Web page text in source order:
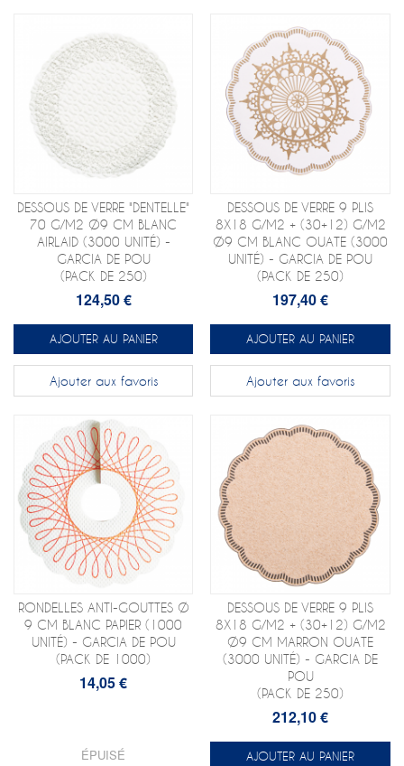
DESSOUS DE VERRE "DENTELLE"
70 G/M2 Ø9 CM BLANC
AIRLAID (3000 UNITÉ) -
GARCIA DE POU
(PACK DE 250)
124,50 €
AJOUTER AU PANIER
Ajouter aux favoris
DESSOUS DE VERRE 9 PLIS
8X18 G/M2 + (30+12) G/M2
Ø9 CM BLANC OUATE (3000
UNITÉ) - GARCIA DE POU
(PACK DE 250)
197,40 €
AJOUTER AU PANIER
Ajouter aux favoris
RONDELLES ANTI-GOUTTES Ø
9 CM BLANC PAPIER (1000
UNITÉ) - GARCIA DE POU
(PACK DE 1000)
14,05 €
ÉPUISÉ
DESSOUS DE VERRE 9 PLIS
8X18 G/M2 + (30+12) G/M2
Ø9 CM MARRON OUATE
(3000 UNITÉ) - GARCIA DE
POU
(PACK DE 250)
212,10 €
AJOUTER AU PANIER